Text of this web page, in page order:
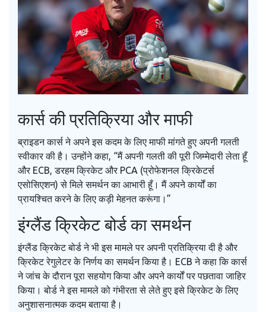
कार्स की प्रतिक्रिया और माफी
ब्राइडन कार्स ने अपने इस कदम के लिए माफी मांगते हुए अपनी गलती
स्वीकार की है। उन्होंने कहा, “मैं अपनी गलती की पूरी जिम्मेदारी लेता हूँ
और ECB, डरहम क्रिकेट और PCA (प्रोफेशनल क्रिकेटर्स
एसोसिएशन) से मिले समर्थन का आभारी हूँ। मैं अपने कार्यों का
प्रायश्चित करने के लिए कड़ी मेहनत करूंगा।”
इंग्लैंड क्रिकेट बोर्ड का समर्थन
इंग्लैंड क्रिकेट बोर्ड ने भी इस मामले पर अपनी प्रतिक्रिया दी है और
क्रिकेट रेगुलेटर के निर्णय का समर्थन किया है। ECB ने कहा कि कार्स
ने जांच के दौरान पूरा सहयोग किया और अपने कार्यों पर पछतावा जाहिर
किया। बोर्ड ने इस मामले को गंभीरता से लेते हुए इसे क्रिकेट के लिए
अनुशासनात्मक कदम बताया है।